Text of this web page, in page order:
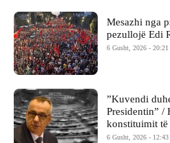
Mesazhi nga
pezullojë Edi
6 Gusht, 2026 - 20:21
​”Kuvendi
Presidentin” /
konstituimit
6 Gusht, 2026 - 12:43